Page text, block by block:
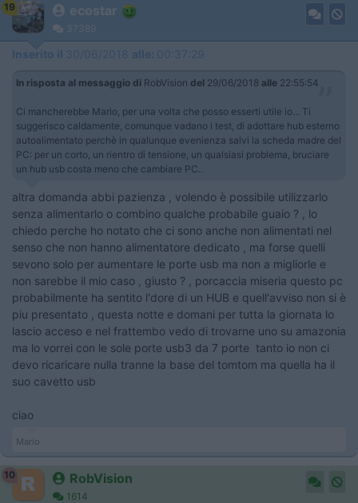
19 ecostar
37389
Inserito il 30/06/2018 alle: 00:37:29
In risposta al messaggio di RobVision del 29/06/2018 alle 22:55:54
Ci mancherebbe Mario, per una volta che posso esserti utile io... Ti
suggerisco caldamente, comunque vadano i test, di adottare hub esterno
autoalimentato perchè in qualunque evenienza salvi la scheda madre del
PC: per un corto, un rientro di tensione, un qualsiasi problema, bruciare
un hub usb costa meno che cambiare PC..
altra domanda abbi pazienza , volendo è possibile utilizzarlo
senza alimentarlo o combino qualche probabile guaio ? , lo
chiedo perche ho notato che ci sono anche non alimentati nel
senso che non hanno alimentatore dedicato , ma forse quelli
sevono solo per aumentare le porte usb ma non a migliorle e
non sarebbe il mio caso , giusto ? , porcaccia miseria questo pc
probabilmente ha sentito l'dore di un HUB e quell'avviso non si è
piu presentato , questa notte e domani per tutta la giornata lo
lascio acceso e nel frattembo vedo di trovarne uno su amazonia
ma lo vorrei con le sole porte usb3 da 7 porte tanto io non ci
devo ricaricare nulla tranne la base del tomtom ma quella ha il
suo cavetto usb
ciao
Mario
10 RobVision
1614